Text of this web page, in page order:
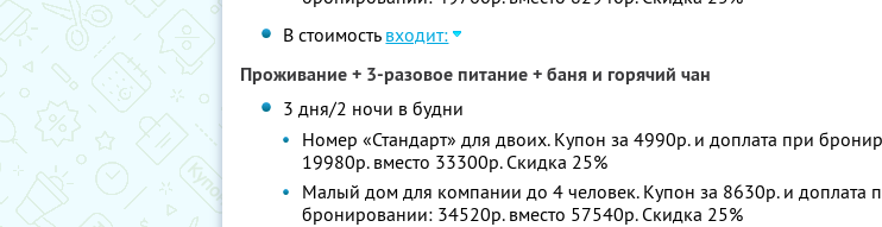
В стоимость входит:
Проживание + 3-разовое питание + баня и горячий чан
3 дня/2 ночи в будни
Номер «Стандарт» для двоих. Купон за 4990р. и доплата при
19980р. вместо 33300р. Скидка 25%
Малый дом для компании до 4 человек. Купон за 8630р. и доплата
бронировании: 34520р. вместо 57540р. Скидка 25%